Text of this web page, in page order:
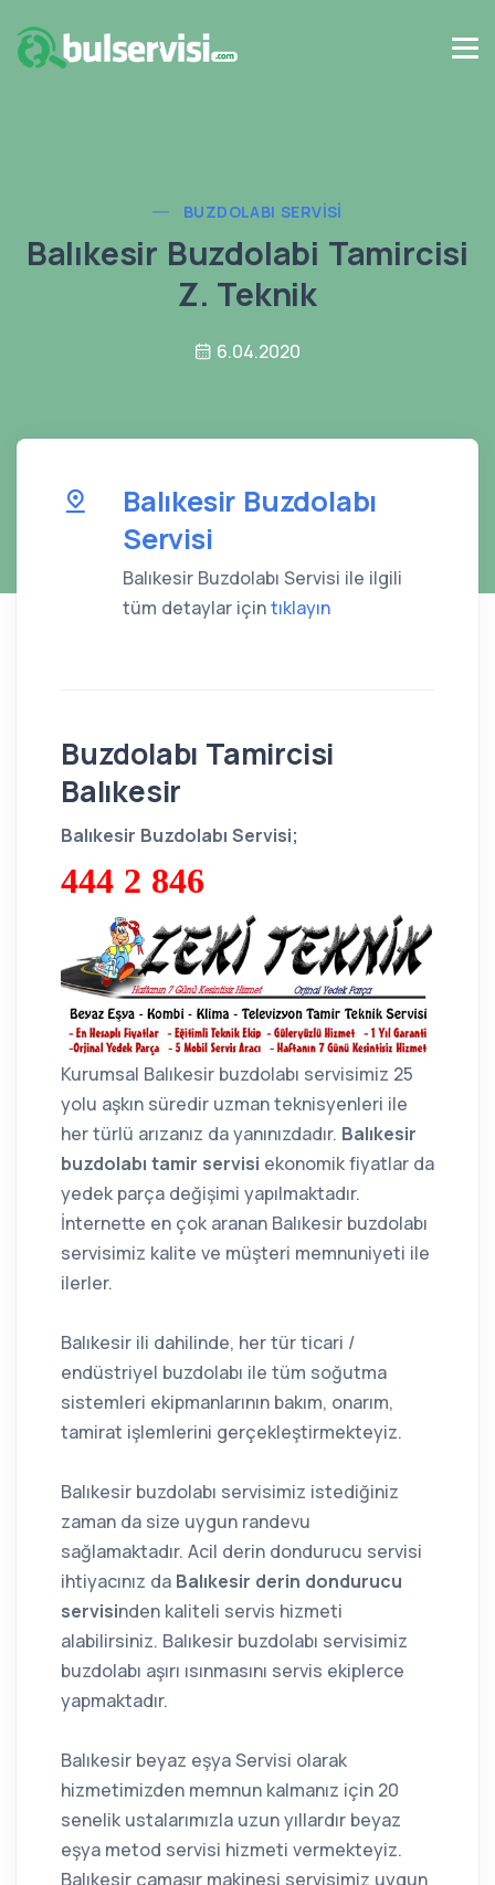
BUZDOLABI SERVISI
Balıkesir Buzdolabi Tamircisi
Z. Teknik
6.04.2020
Balıkesir Buzdolabı
Servisi
Balıkesir Buzdolabı Servisi ile ilgili
tüm detaylar içintıklayın
Buzdolabı Tamircisi
Balıkesir
Balıkesir Buzdolabı Servisi;
444 2 846
Kurumsal Balıkesir buzdolabı servisimiz 25
yolu aşkın süredir uzman teknisyenleri ile
her türlü arızanız da yanınızdadır. Balıkesir
buzdolabı tamir servisi ekonomik fiyatlar da
yedek parça değişimi yapılmaktadır.
İnternette en çok aranan Balıkesir buzdolabı
servisimiz kalite ve müşteri memnuniyeti ile
ilerler.
Balıkesir ili dahilinde, her tür ticari /
endüstriyel buzdolabı ile tüm soğutma
sistemleri ekipmanlarının bakım, onarım,
tamirat işlemlerini gerçekleştirmekteyiz.
Balıkesir buzdolabı servisimiz istediğiniz
zaman da size uygun randevu
sağlamaktadır. Acil derin dondurucu servisi
ihtiyacınız da Balıkesir derin dondurucu
servisinden kaliteli servis hizmeti
alabilirsiniz. Balıkesir buzdolabı servisimiz
buzdolabı aşırı ısınmasını servis ekiplerce
yapmaktadır.
Balıkesir beyaz eşya Servisi olarak
hizmetimizden memnun kalmanız için 20
senelik ustalarımızla uzun yıllardır beyaz
eşya metod servisi hizmeti vermekteyiz.
Balıkesir çamaşır makinesi servisimiz uygun